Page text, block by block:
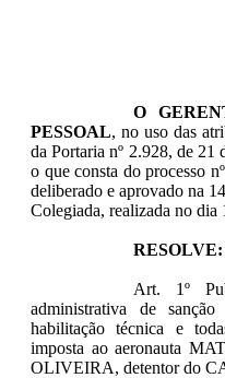
O
PESSOAL, no uso das
da Portaria nº 2.928, de 21
o que consta do processo
deliberado e aprovado na
Colegiada, realizada no dia
RESOLVE:
Art. 1º
administrativa de
habilitação técnica e
imposta ao aeronauta
OLIVEIRA, detentor do